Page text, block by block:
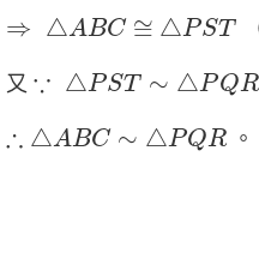
⇒ △ABC ≅ △PST
⇒ △A B C≅ △ P ST
又 ∵ △PST ∼ △PQR
∵ △ PST∼ P QR
∴ △ABC ∼ △PQR
∴ △ A BC∼ △P QR 。